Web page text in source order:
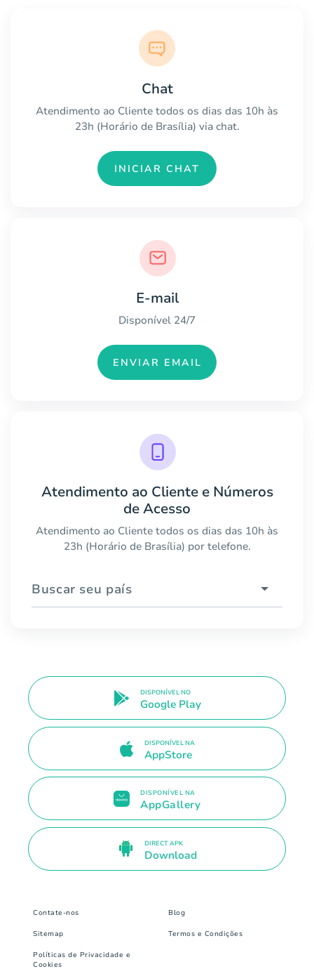
Chat
Atendimento ao Cliente todos os dias das 10h às
23h (Horário de Brasília) via chat.
INICIAR CHAT
E-mail
Disponível 24/7
ENVIAR EMAIL
Atendimento ao Cliente e Números
de Acesso
Atendimento ao Cliente todos os dias das 10h às
23h (Horário de Brasília) por telefone.
Buscar seu país
DISPONÍVEL NO
Google Play
DISPONÍVEL NA
AppStore
DISPONÍVEL NA
AppGallery
DIRECT APK
Download
Contate-nos Blog
Sitemap Termos e Condições
Políticas de Privacidade e
Cookies